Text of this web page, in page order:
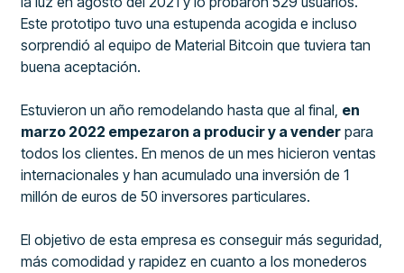
Este prototipo tuvo una estupenda acogida e incluso
sorprendió al equipo de Material Bitcoin que tuviera tan
buena aceptación.
Estuvieron un año remodelando hasta que al final, en
marzo 2022 empezaron a producir y a vender para
todos los clientes. En menos de un mes hicieron ventas
internacionales y han acumulado una inversión de 1
millón de euros de 50 inversores particulares.
El objetivo de esta empresa es conseguir más seguridad,
más comodidad y rapidez en cuanto a los monederos